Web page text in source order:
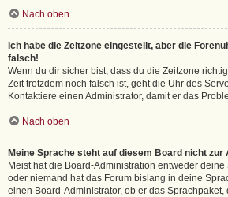
Nach oben
Ich habe die Zeitzone eingestellt, aber die
falsch!
Wenn du dir sicher bist, dass du die Zeitzone
Zeit trotzdem noch falsch ist, geht die Uhr des
Kontaktiere einen Administrator, damit er das
Nach oben
Meine Sprache steht auf diesem Board nicht zur
Meist hat die Board-Administration entweder
oder niemand hat das Forum bislang in deine
einen Board-Administrator, ob er das Sprachpaket,